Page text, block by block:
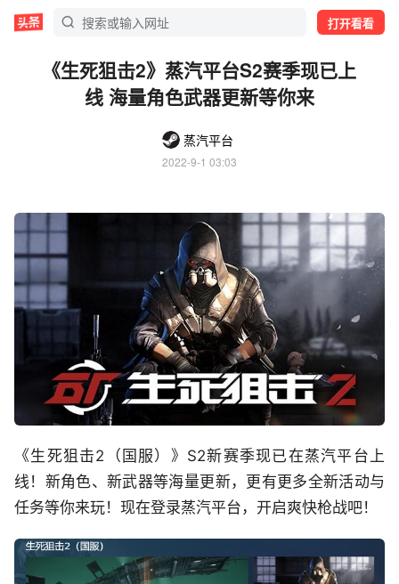
打开看看
《生死狙击2》蒸汽平台S2赛季现已上
线 海量角色武器更新等你来
蒸汽平台
2022-9-1 03:03
《生死狙击2（国服）》S2新赛季现已在蒸汽平台上
线！新角色、新武器等海量更新，更有更多全新活动与
任务等你来玩！现在登录蒸汽平台，开启爽快枪战吧！